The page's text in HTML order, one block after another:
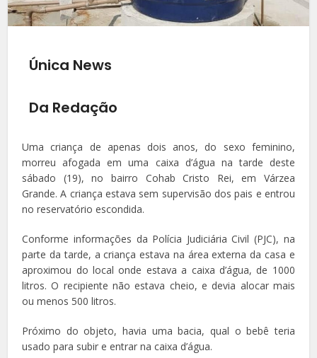
Única News
Da Redação
Uma criança de apenas dois anos, do sexo feminino,
morreu afogada em uma caixa d’água na tarde deste
sábado (19), no bairro Cohab Cristo Rei, em Várzea
Grande. A criança estava sem supervisão dos pais e entrou
no reservatório escondida.
Conforme informações da Polícia Judiciária Civil (PJC), na
parte da tarde, a criança estava na área externa da casa e
aproximou do local onde estava a caixa d’água, de 1000
litros. O recipiente não estava cheio, e devia alocar mais
ou menos 500 litros.
Próximo do objeto, havia uma bacia, qual o bebê teria
usado para subir e entrar na caixa d’água.